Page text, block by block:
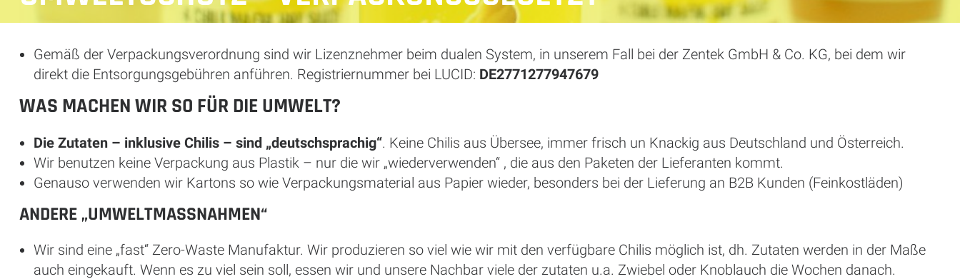
Gemäß der Verpackungsverordnung sind wir Lizenznehmer beim dualen System, in unserem Fall bei der Zentek GmbH & Co. KG, bei dem wir
direkt die Entsorgungsgebühren anführen. Registriernummer bei LUCID: DE2771277947679
WAS MACHEN WIR SO FÜR DIE UMWELT?
Die Zutaten – inklusive Chilis – sind „deutschsprachig“. Keine Chilis aus Übersee, immer frisch un Knackig aus Deutschland und Österreich.
Wir benutzen keine Verpackung aus Plastik – nur die wir „wiederverwenden“ , die aus den Paketen der Lieferanten kommt.
Genauso verwenden wir Kartons so wie Verpackungsmaterial aus Papier wieder, besonders bei der Lieferung an B2B Kunden (Feinkostläden)
ANDERE „UMWELTMASSNAHMEN“
Wir sind eine „fast“ Zero-Waste Manufaktur. Wir produzieren so viel wie wir mit den verfügbare Chilis möglich ist, dh. Zutaten werden in der Maße
auch eingekauft. Wenn es zu viel sein soll, essen wir und unsere Nachbar viele der zutaten u.a. Zwiebel oder Knoblauch die Wochen danach.